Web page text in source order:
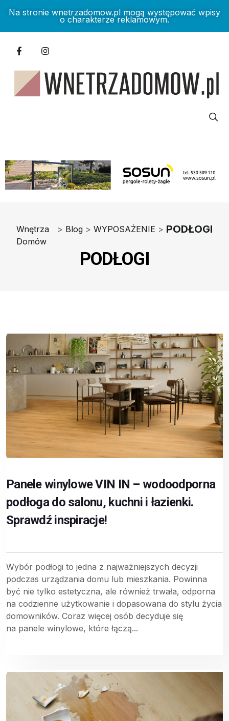
Na stronie wnetrzadomow.pl mogą występować wpisy
o charakterze reklamowym.
Wnętrza
Domów
> Blog > WYPOSAŻENIE > PODŁOGI
PODŁOGI
Panele winylowe VIN IN – wodoodporna
podłoga do salonu, kuchni i łazienki.
Sprawdź inspiracje!
Wybór podłogi to jedna z najważniejszych decyzji
podczas urządzania domu lub mieszkania. Powinna
być nie tylko estetyczna, ale również trwała, odporna
na codzienne użytkowanie i dopasowana do stylu życia
domowników. Coraz więcej osób decyduje się
na panele winylowe, które łączą...